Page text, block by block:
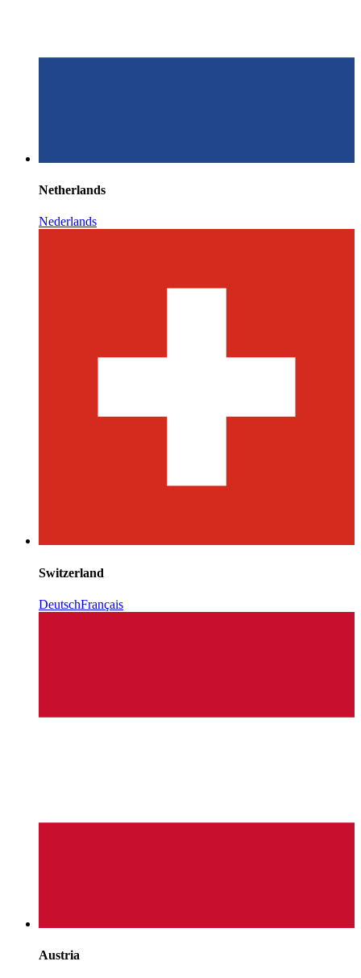
Netherlands
Nederlands
Switzerland
DeutschFrançais
Austria